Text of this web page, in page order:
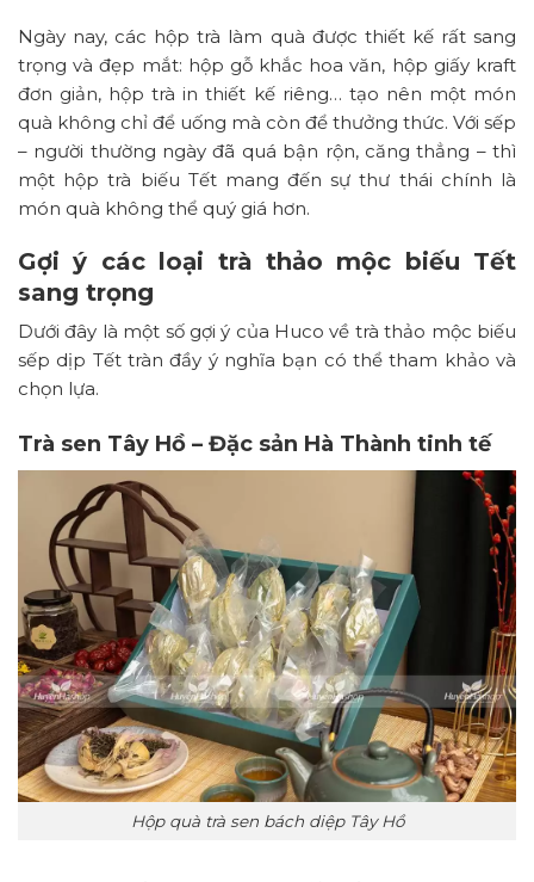
Ngày nay, các hộp trà làm quà được thiết kế rất sang
trọng và đẹp mắt: hộp gỗ khắc hoa văn, hộp giấy kraft
đơn giản, hộp trà in thiết kế riêng… tạo nên một món
quà không chỉ để uống mà còn để thưởng thức. Với sếp
– người thường ngày đã quá bận rộn, căng thẳng – thì
một hộp trà biếu Tết mang đến sự thư thái chính là
món quà không thể quý giá hơn.
Gợi ý các loại trà thảo mộc biếu Tết
sang trọng
Dưới đây là một số gợi ý của Huco về trà thảo mộc biếu
sếp dịp Tết tràn đầy ý nghĩa bạn có thể tham khảo và
chọn lựa.
Trà sen Tây Hồ – Đặc sản Hà Thành tinh tế
Hộp quà trà sen bách diệp Tây Hồ